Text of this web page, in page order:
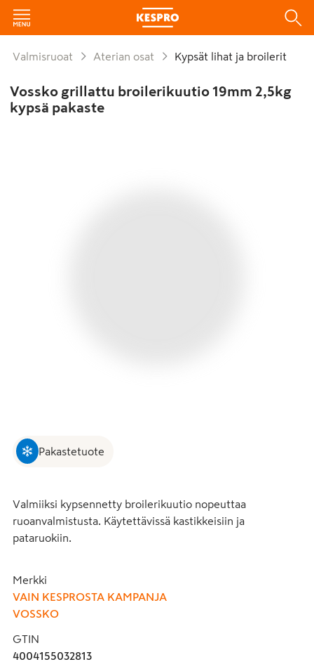
Valmisruoat Aterian osat Kypsät lihat ja broilerit
Vossko grillattu broilerikuutio 19mm 2,5kg
kypsä pakaste
Pakastetuote
Valmiiksi kypsennetty broilerikuutio nopeuttaa
ruoanvalmistusta. Käytettävissä kastikkeisiin ja
pataruokiin.
Merkki
VAIN KESPROSTA KAMPANJA
VOSSKO
GTIN
4004155032813